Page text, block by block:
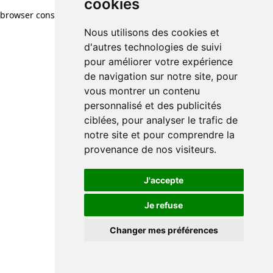
cookies
Nous utilisons des cookies et
d'autres technologies de suivi
pour améliorer votre expérience
de navigation sur notre site, pour
vous montrer un contenu
personnalisé et des publicités
ciblées, pour analyser le trafic de
notre site et pour comprendre la
provenance de nos visiteurs.
J'accepte
Je refuse
Changer mes préférences
browser console for more information)